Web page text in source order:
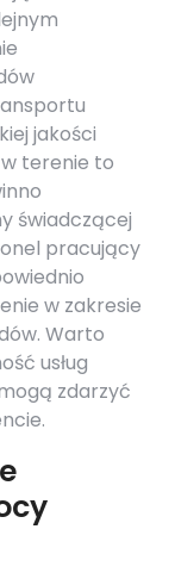
jakości
terenie to
świadczącej
pracujący
w zakresie
Warto
usług
zdarzyć